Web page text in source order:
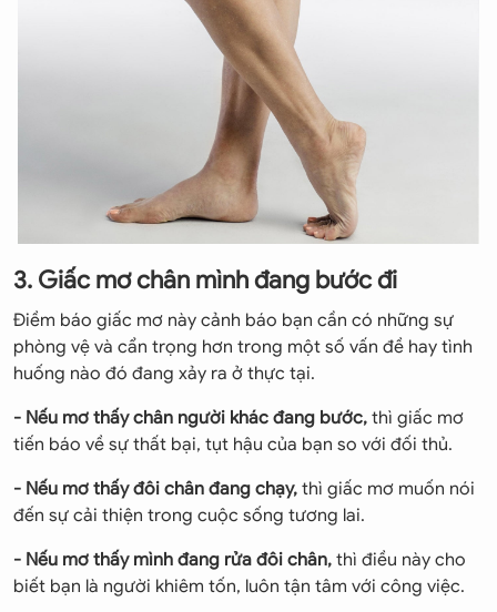
3. Giấc mơ chân mình đang bước đi
Điềm báo giấc mơ này cảnh báo bạn cần có những sự
phòng vệ và cẩn trọng hơn trong một số vấn đề hay tình
huống nào đó đang xảy ra ở thực tại.
- Nếu mơ thấy chân người khác đang bước, thì giấc mơ
tiến báo về sự thất bại, tụt hậu của bạn so với đối thủ.
- Nếu mơ thấy đôi chân đang chạy, thì giấc mơ muốn nói
đến sự cải thiện trong cuộc sống tương lai.
- Nếu mơ thấy mình đang rửa đôi chân, thì điều này cho
biết bạn là người khiêm tốn, luôn tận tâm với công việc.